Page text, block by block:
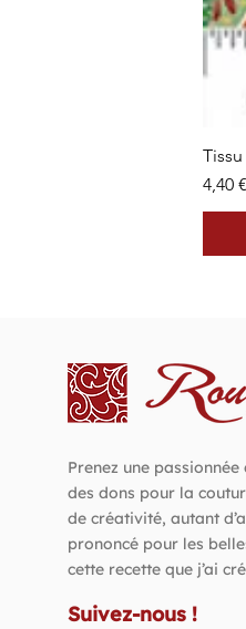
Prix
4,40 €
Prenez une
des dons pour la
de créativité, autant
prononcé pour les
cette recette que j’ai
Suivez-nous !